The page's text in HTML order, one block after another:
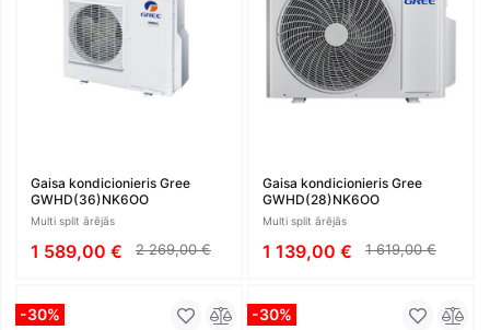
Gaisa kondicionieris Gree
GWHD(36)NK6OO
Multi split ārējās
1 589,00 € 2 269,00 €
Gaisa kondicionieris Gree
GWHD(28)NK6OO
Multi split ārējās
1 139,00 € 1 619,00 €
-30% -30%